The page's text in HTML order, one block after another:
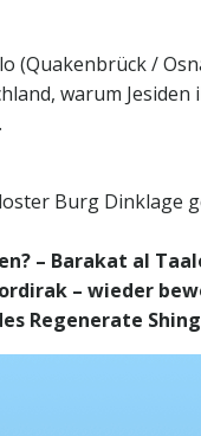
(Quakenbrück /
warum
Burg Dinklage
– Barakat al
– wieder
Regenerate